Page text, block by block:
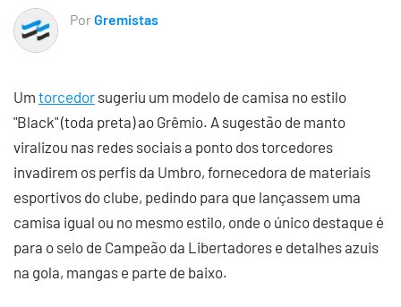
PorGremistas
Um torcedor sugeriu um modelo de camisa no estilo
"Black" (toda preta) ao Grêmio. A sugestão de manto
viralizou nas redes sociais a ponto dos torcedores
invadirem os perfis da Umbro, fornecedora de materiais
esportivos do clube, pedindo para que lançassem uma
camisa igual ou no mesmo estilo, onde o único destaque é
para o selo de Campeão da Libertadores e detalhes azuis
na gola, mangas e parte de baixo.